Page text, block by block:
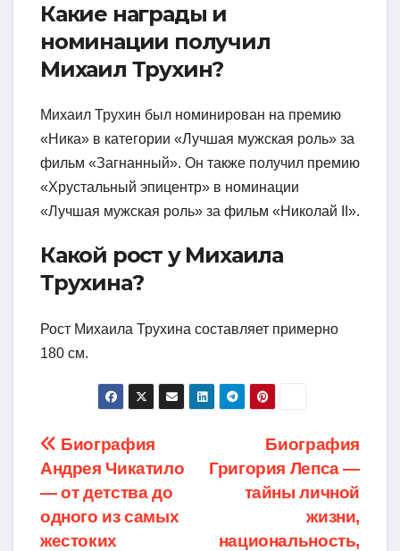
Какие награды и
номинации получил
Михаил Трухин?
Михаил Трухин был номинирован на премию
«Ника» в категории «Лучшая мужская роль» за
фильм «Загнанный». Он также получил премию
«Хрустальный эпицентр» в номинации
«Лучшая мужская роль» за фильм «Николай II».
Какой рост у Михаила
Трухина?
Рост Михаила Трухина составляет примерно
180 см.
Навигация
по
записям
Биография
Григория Лепса —
тайны личной
жизни,
национальность,
Биография
Андрея Чикатило
— от детства до
одного из самых
жестоких